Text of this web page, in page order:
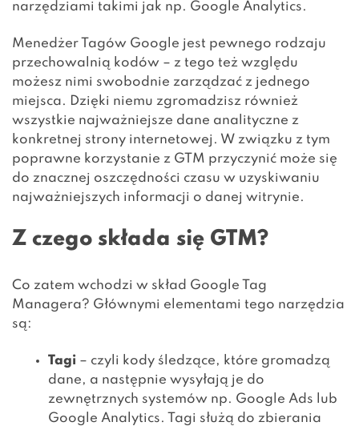
narzędziami takimi jak np. Google Analytics.
Menedżer Tagów Google jest pewnego rodzaju
przechowalnią kodów – z tego też względu
możesz nimi swobodnie zarządzać z jednego
miejsca. Dzięki niemu zgromadzisz również
wszystkie najważniejsze dane analityczne z
konkretnej strony internetowej. W związku z tym
poprawne korzystanie z GTM przyczynić może się
do znacznej oszczędności czasu w uzyskiwaniu
najważniejszych informacji o danej witrynie.
Z czego składa się GTM?
Co zatem wchodzi w skład Google Tag
Managera? Głównymi elementami tego narzędzia
są:
Tagi – czyli kody śledzące, które gromadzą
dane, a następnie wysyłają je do
zewnętrznych systemów np. Google Ads lub
Google Analytics. Tagi służą do zbierania